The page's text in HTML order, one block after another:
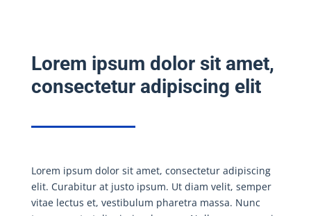
Lorem ipsum dolor sit amet,
consectetur adipiscing elit
Lorem ipsum dolor sit amet, consectetur adipiscing
elit. Curabitur at justo ipsum. Ut diam velit, semper
vitae lectus et, vestibulum pharetra massa. Nunc